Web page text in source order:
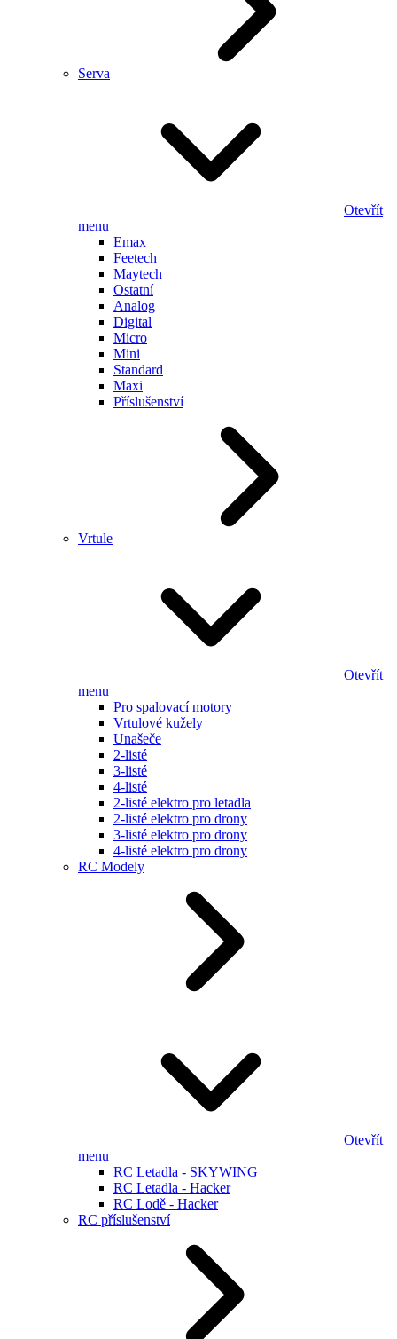
Serva
Otevřít
menu
Emax
Feetech
Maytech
Ostatní
Analog
Digital
Micro
Mini
Standard
Maxi
Příslušenství
Vrtule
Otevřít
menu
Pro spalovací motory
Vrtulové kužely
Unašeče
2-listé
3-listé
4-listé
2-listé elektro pro letadla
2-listé elektro pro drony
3-listé elektro pro drony
4-listé elektro pro drony
RC Modely
Otevřít
menu
RC Letadla - SKYWING
RC Letadla - Hacker
RC Lodě - Hacker
RC příslušenství